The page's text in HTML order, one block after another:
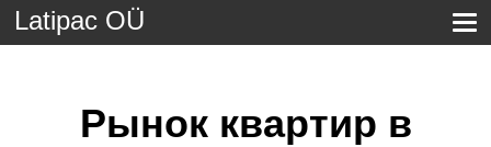
Latipac OÜ
Рынок квартир в